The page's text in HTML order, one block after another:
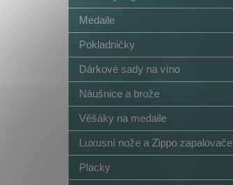
Medaile
Pokladničky
Dárkové sady na víno
Náušnice a brože
Věšáky na medaile
Luxusní nože a Zippo zapalovače
Placky